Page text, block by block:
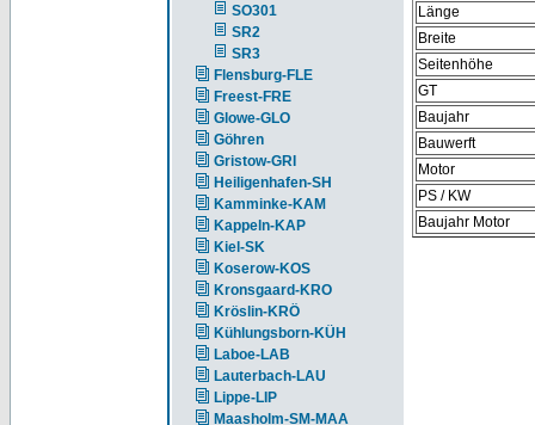
SO301
SR2
SR3
Flensburg-FLE
Freest-FRE
Glowe-GLO
Göhren
Gristow-GRI
Heiligenhafen-SH
Kamminke-KAM
Kappeln-KAP
Kiel-SK
Koserow-KOS
Kronsgaard-KRO
Kröslin-KRÖ
Kühlungsborn-KÜH
Laboe-LAB
Lauterbach-LAU
Lippe-LIP
Maasholm-SM-MAA
Länge
Breite
Seitenhöhe
GT
Baujahr
Bauwerft
Motor
PS / KW
Baujahr Motor